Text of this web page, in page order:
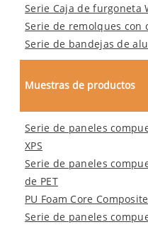
Serie Caja de furgoneta
Serie de remolques con
Serie de bandejas de
Muestras de productos
Serie de paneles
XPS
Serie de paneles
de PET
PU Foam Core
Serie de paneles